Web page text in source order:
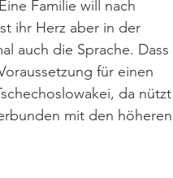
Familie will nach
ihr Herz aber in der
auch die Sprache. Dass
für einen
da nützt
mit den höheren